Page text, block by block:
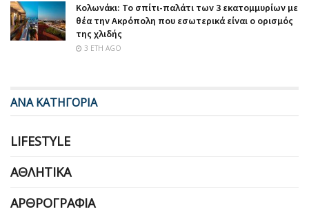
Κολωνάκι: Το σπίτι-παλάτι των 3 εκατομμυρίων με
θέα την Ακρόπολη που εσωτερικά είναι ο ορισμός
της χλιδής
3 ΈΤΗ AGO
ΑΝΑ ΚΑΤΗΓΟΡΙΑ
LIFESTYLE
ΑΘΛΗΤΙΚΆ
ΑΡΘΡΟΓΡΑΦΊΑ